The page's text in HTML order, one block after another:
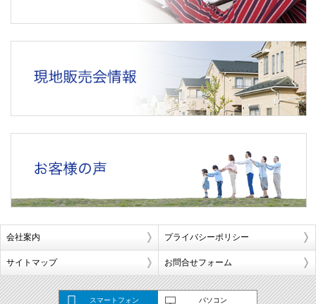
会社案内 プライバシーポリシー
サイトマップ お問合せフォーム
スマートフォン パソコン